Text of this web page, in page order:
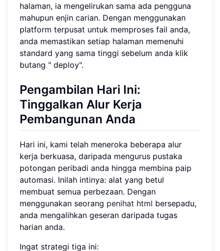
halaman, ia mengelirukan sama ada pengguna
mahupun enjin carian. Dengan menggunakan
platform terpusat untuk memproses fail anda,
anda memastikan setiap halaman memenuhi
standard yang sama tinggi sebelum anda klik
butang " deploy".
Pengambilan Hari Ini:
Tinggalkan Alur Kerja
Pembangunan Anda
Hari ini, kami telah meneroka beberapa alur
kerja berkuasa, daripada mengurus pustaka
potongan peribadi anda hingga membina paip
automasi. Inilah intinya: alat yang betul
membuat semua perbezaan. Dengan
menggunakan seorang penihat html bersepadu,
anda mengalihkan geseran daripada tugas
harian anda.
Ingat strategi tiga ini: